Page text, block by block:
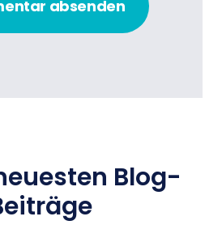
absenden
Blog-